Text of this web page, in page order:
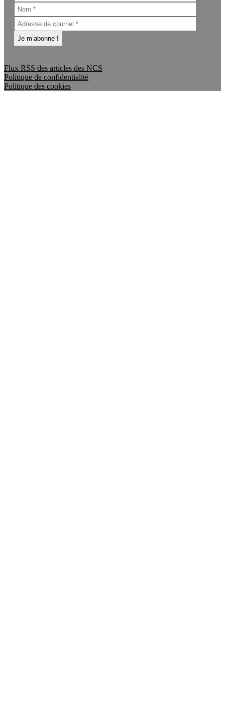
Flux RSS des articles des NCS
Politique de confidentialité
Politique des cookies